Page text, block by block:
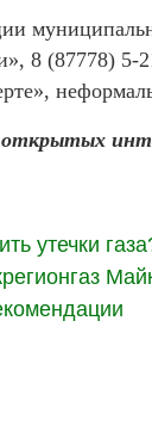
8 (87778) 5-
утечки